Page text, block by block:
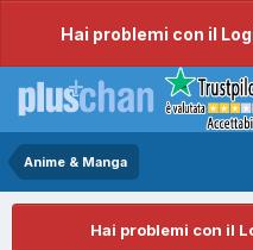
Hai problemi con il
Anime & Manga
Hai problemi con il